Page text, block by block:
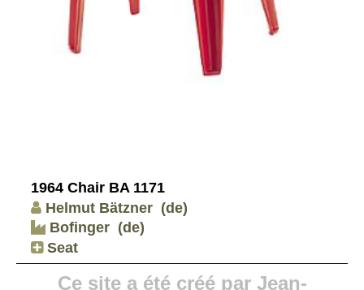
1964 Chair BA 1171
Helmut Bätzner (de)
Bofinger (de)
Seat
Ce site a été créé par Jean-